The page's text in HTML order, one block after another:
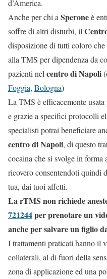
d’America.
Anche per chi aSperoneè
soffre di altri disturbi, il
disposizione di tutti coloro
alla TMS per dipendenza da
pazienti nelcentro di Napoli
Foggia, Bologna)
La TMS è efficacemente
e grazie a specifici protocolli
specialisti potrai beneficiare
centro di Napoli, di questo
cocaina che si svolge in forma
ricovero consentendoti quindi
tua, dai tuoi affetti.
La rTMS non richiede
721244per prenotare un
anche per salvare un figlio
I trattamenti praticati hanno il
collaterali, al di fuori della
zona di applicazione ed una